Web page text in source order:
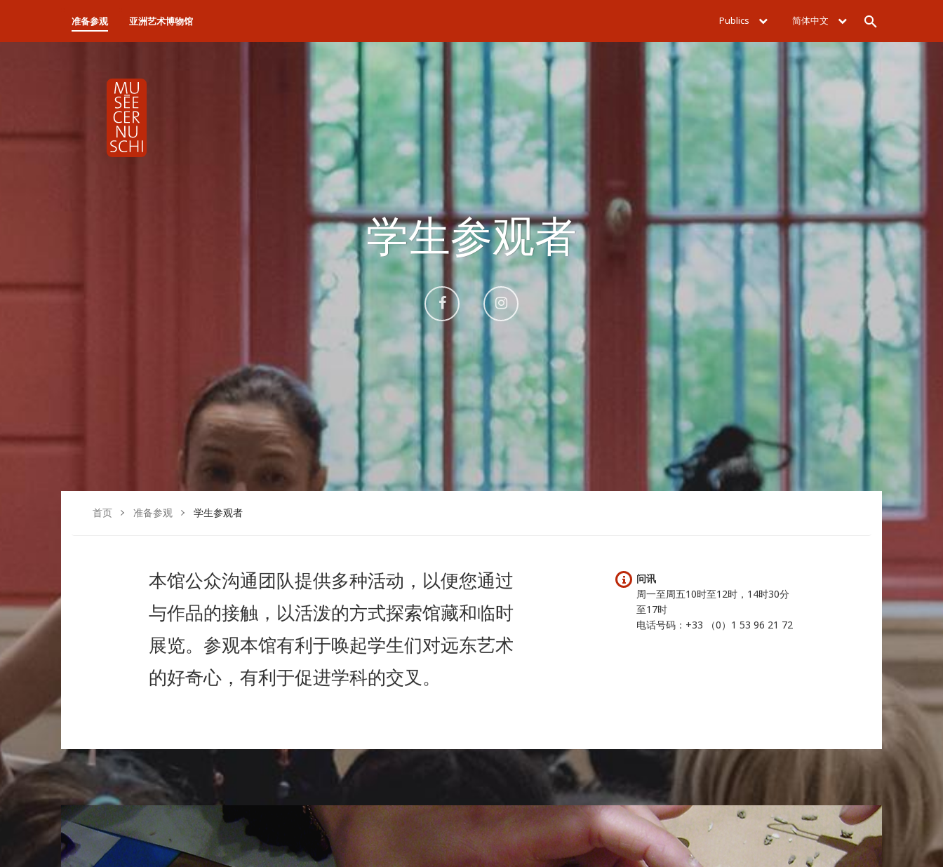
准备参观 亚洲艺术博物馆 Publics 简体中文 Rechercher
学生参观者
Aller
sur
Facebook
Aller
Instagram
首页 准备参观 学生参观者
本馆公众沟通团队提供多种活动，以便您通过
与作品的接触，以活泼的方式探索馆藏和临时
展览。参观本馆有利于唤起学生们对远东艺术
的好奇心，有利于促进学科的交叉。
问讯
周一至周五10时至12时，14时30分
至17时
电话号码：+33 （0）1 53 96 21 72